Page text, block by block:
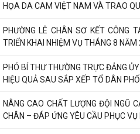
PHÓ BÍ THƯ THƯỜNG TRỰC ĐẢNG
ĐÌNH CHỈ LƯU HÀNH, THU HỒI VÀ
PHƯỜNG LÊ CHÂN TRIỂN KHAI
PHƯỜNG LÊ CHÂN TRIỂN KHAI